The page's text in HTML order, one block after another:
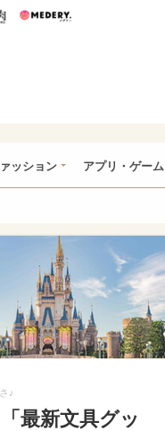
うまい肉
ッション アプリ・ゲーム
♪
最新文具グッ